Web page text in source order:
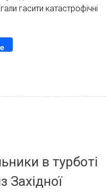
гасити катастрофічні
в турботі
Західної